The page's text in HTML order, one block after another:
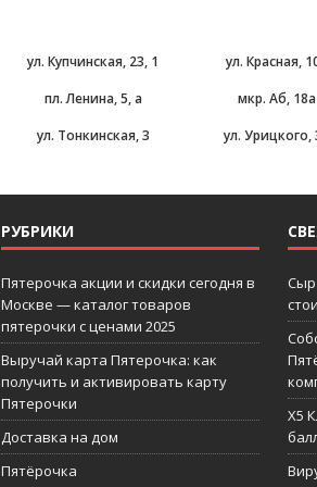
ул. Купчинская, 23, 1 ул. Красная,
пл. Ленина, 5, а
мкр. Аб, 18а
ул. Тонкинская, 3
ул. Урицкого,
РУБРИКИ
Пятерочка акции и скидки сегодня в
Москве — каталог товаров
пятерочки с ценами 2025
Выручай карта Пятерочка: как
получить и активировать карту
Пятерочки
Доставка на дом
Пятёрочка
Сыр
X5